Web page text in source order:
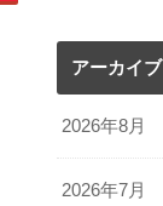
アーカイブ
2026年8月
2026年7月